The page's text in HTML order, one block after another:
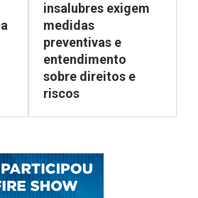
insalubres exigem
medidas
preventivas e
entendimento
sobre direitos e
riscos